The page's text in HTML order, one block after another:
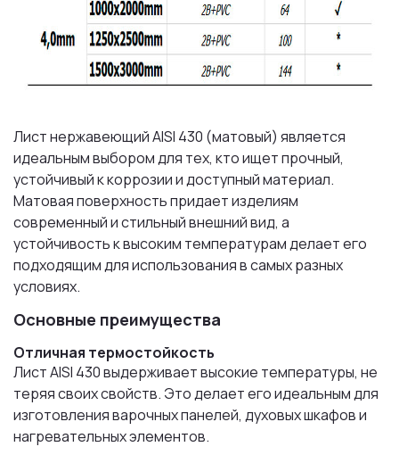
Лист нержавеющий AISI 430 (матовый) является
идеальным выбором для тех, кто ищет прочный,
устойчивый к коррозии и доступный материал.
Матовая поверхность придает изделиям
современный и стильный внешний вид, а
устойчивость к высоким температурам делает его
подходящим для использования в самых разных
условиях.
Основные преимущества
Отличная термостойкость
Лист AISI 430 выдерживает высокие температуры, не
теряя своих свойств. Это делает его идеальным для
изготовления варочных панелей, духовых шкафов и
нагревательных элементов.